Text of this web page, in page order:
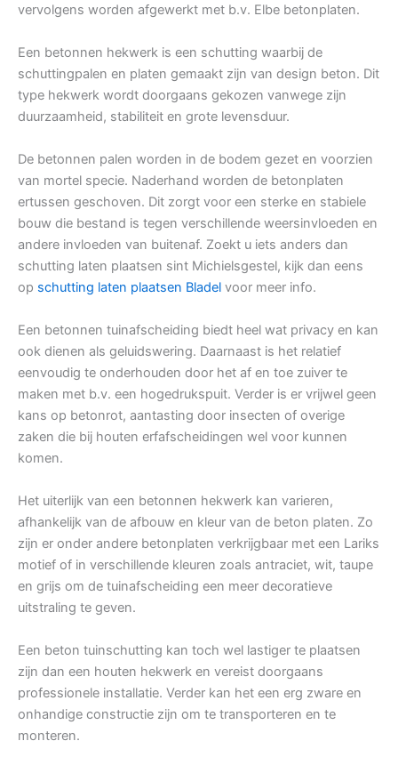
vervolgens worden afgewerkt met b.v. Elbe betonplaten.
Een betonnen hekwerk is een schutting waarbij de
schuttingpalen en platen gemaakt zijn van design beton. Dit
type hekwerk wordt doorgaans gekozen vanwege zijn
duurzaamheid, stabiliteit en grote levensduur.
De betonnen palen worden in de bodem gezet en voorzien
van mortel specie. Naderhand worden de betonplaten
ertussen geschoven. Dit zorgt voor een sterke en stabiele
bouw die bestand is tegen verschillende weersinvloeden en
andere invloeden van buitenaf. Zoekt u iets anders dan
schutting laten plaatsen sint Michielsgestel, kijk dan eens
op schutting laten plaatsen Bladel voor meer info.
Een betonnen tuinafscheiding biedt heel wat privacy en kan
ook dienen als geluidswering. Daarnaast is het relatief
eenvoudig te onderhouden door het af en toe zuiver te
maken met b.v. een hogedrukspuit. Verder is er vrijwel geen
kans op betonrot, aantasting door insecten of overige
zaken die bij houten erfafscheidingen wel voor kunnen
komen.
Het uiterlijk van een betonnen hekwerk kan varieren,
afhankelijk van de afbouw en kleur van de beton platen. Zo
zijn er onder andere betonplaten verkrijgbaar met een Lariks
motief of in verschillende kleuren zoals antraciet, wit, taupe
en grijs om de tuinafscheiding een meer decoratieve
uitstraling te geven.
Een beton tuinschutting kan toch wel lastiger te plaatsen
zijn dan een houten hekwerk en vereist doorgaans
professionele installatie. Verder kan het een erg zware en
onhandige constructie zijn om te transporteren en te
monteren.